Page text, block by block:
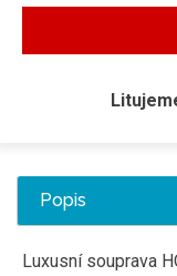
Popis
Luxusní souprava